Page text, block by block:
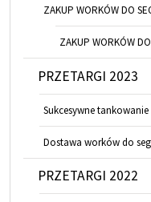
ZAKUP WORKÓW DO
ZAKUP WORKÓW
PRZETARGI 2023
Sukcesywne
Dostawa worków do
PRZETARGI 2022